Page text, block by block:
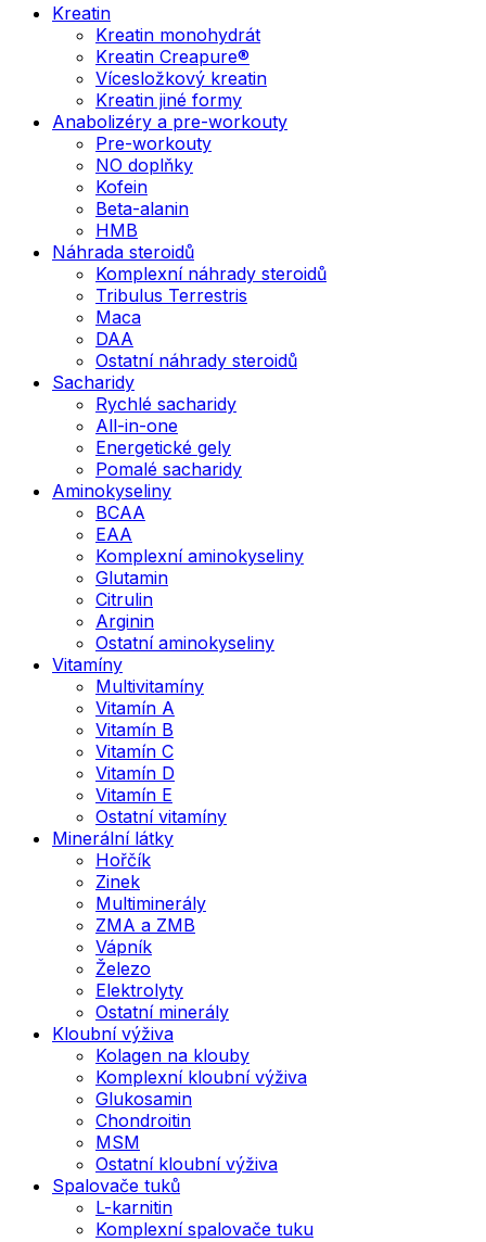
Kreatin
Kreatin monohydrát
Kreatin Creapure®
Vícesložkový kreatin
Kreatin jiné formy
Anabolizéry a pre-workouty
Pre-workouty
NO doplňky
Kofein
Beta-alanin
HMB
Náhrada steroidů
Komplexní náhrady steroidů
Tribulus Terrestris
Maca
DAA
Ostatní náhrady steroidů
Sacharidy
Rychlé sacharidy
All-in-one
Energetické gely
Pomalé sacharidy
Aminokyseliny
BCAA
EAA
Komplexní aminokyseliny
Glutamin
Citrulin
Arginin
Ostatní aminokyseliny
Vitamíny
Multivitamíny
Vitamín A
Vitamín B
Vitamín C
Vitamín D
Vitamín E
Ostatní vitamíny
Minerální látky
Hořčík
Zinek
Multiminerály
ZMA a ZMB
Vápník
Železo
Elektrolyty
Ostatní minerály
Kloubní výživa
Kolagen na klouby
Komplexní kloubní výživa
Glukosamin
Chondroitin
MSM
Ostatní kloubní výživa
Spalovače tuků
L-karnitin
Komplexní spalovače tuku